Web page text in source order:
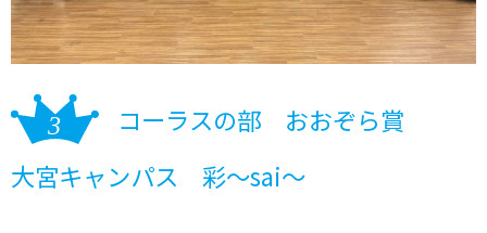
コーラスの部 おおぞら賞
大宮キャンパス 彩～sai～